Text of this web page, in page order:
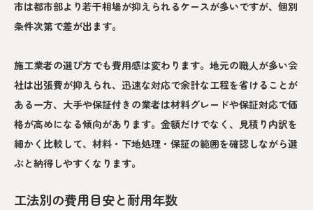
市は都市部より若干相場が抑えられるケースが多いですが、個別
条件次第で差が出ます。
施工業者の選び方でも費用感は変わります。地元の職人が多い会
社は出張費が抑えられ、迅速な対応で余計な工程を省けることが
ある一方、大手や保証付きの業者は材料グレードや保証対応で価
格が高めになる傾向があります。金額だけでなく、見積り内訳を
細かく比較して、材料・下地処理・保証の範囲を確認しながら選
ぶと納得しやすくなります。
工法別の費用目安と耐用年数